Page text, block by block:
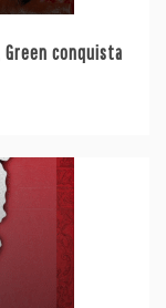
conquista